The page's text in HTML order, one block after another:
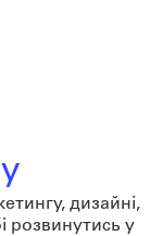
дизайні,
розвинутись у